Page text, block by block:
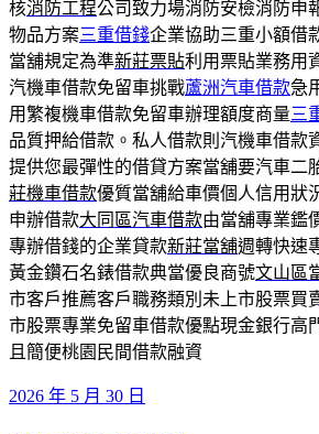
核消防工程公司致力場消防安檢消防申
物品方案三重借錢企業協助三重小額借
當舖規定為準新莊票貼利用票貼業務用
汽機車借款免留車挑戰蘆洲汽車借款急
用繁複機車借款免留車辦理額度商量三
品質押給借款。私人借款則汽機車借款
提供您最彈性的借貸方案當舖要汽車二
莊機車借款優質當舖給車價個人信用狀
申辦借款大同區汽車借款由當舖專業鑑
專辦借錢的企業貸款新莊當舖週轉快速
黃金鑽石名錶借款典當優良商號文山區
市客戶推薦客戶職務類別未上市股票買
市股票專業免留車借款優點現金銀行高
且簡便桃園民間借款融資
發
2026 年 5 月 30 日